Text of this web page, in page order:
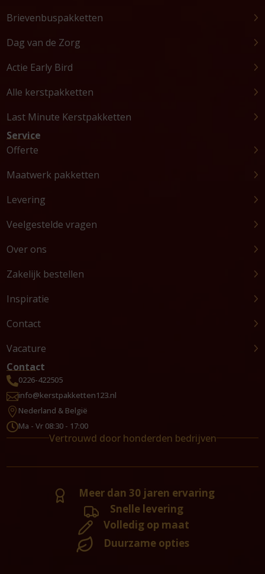
Brievenbuspakketten
Dag van de Zorg
Actie Early Bird
Alle kerstpakketten
Last Minute Kerstpakketten
Service
Offerte
Maatwerk pakketten
Levering
Veelgestelde vragen
Over ons
Zakelijk bestellen
Inspiratie
Contact
Vacature
Contact
0226-422505
info@kerstpakketten123.nl
 Nederland & België
Ma - Vr 08:30 - 17:00
Vertrouwd door honderden bedrijven
Meer dan 30 jaren ervaring
Snelle levering
Volledig op maat
Duurzame opties